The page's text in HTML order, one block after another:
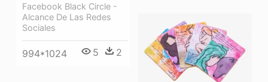
Facebook Black Circle -
Alcance De Las Redes
Sociales
994*1024 5 2